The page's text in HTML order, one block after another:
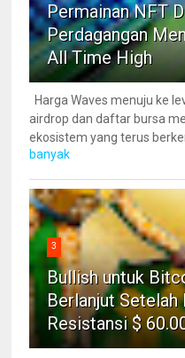
Permainan NFT
Perdagangan
All Time High
Harga Waves menuju ke
airdrop dan daftar bursa
ekosistem yang terus
banyak
3
Bullish untuk
Berlanjut
Resistansi $